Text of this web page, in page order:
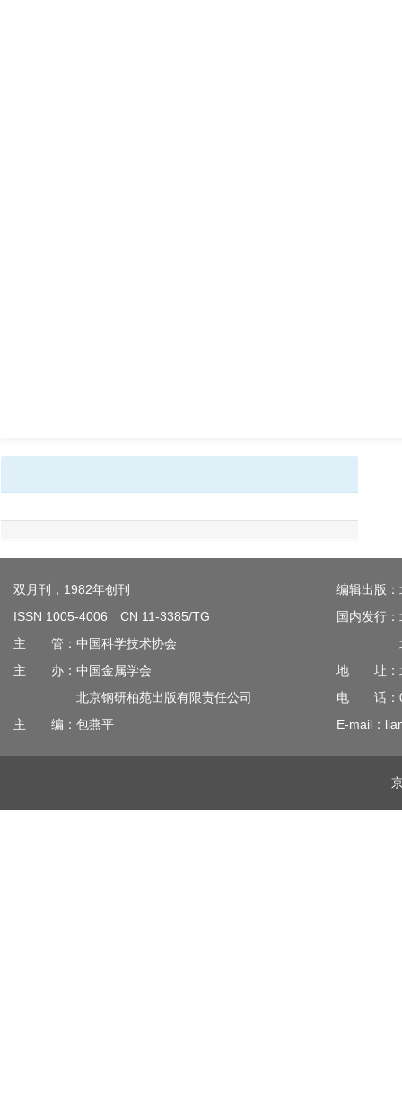
双月刊，1982年创刊
ISSN 1005-4006 CN 11-3385/TG
主 管：中国科学技术协会
主 办：中国金属学会
北京钢研柏苑出版有限责任公司
主 编：包燕平
编辑出版
国内发行
北京钢
地 址：北
电 话：
E-mail：